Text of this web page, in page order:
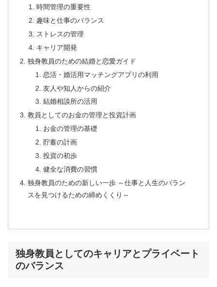
時間管理の重要性
趣味と仕事のバランス
ストレスの管理
キャリア開発
独身教員のための結婚と恋愛ガイド
恋活・婚活用マッチングアプリの利用
友人や知人からの紹介
結婚相談所の活用
教員としてのお金の管理と投資計画
お金の管理の基礎
貯蓄の計画
投資の初歩
健全な消費の習慣
独身教員のための新しい一歩 ～仕事と人生のバラン
スを見つけるための締めくくり～
独身教員としてのキャリアとプライベート
のバランス